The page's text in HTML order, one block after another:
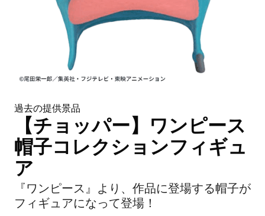
過去の提供景品
【チョッパー】ワンピース
帽子コレクションフィギュ
ア
『ワンピース』より、作品に登場する帽子が
フィギュアになって登場！